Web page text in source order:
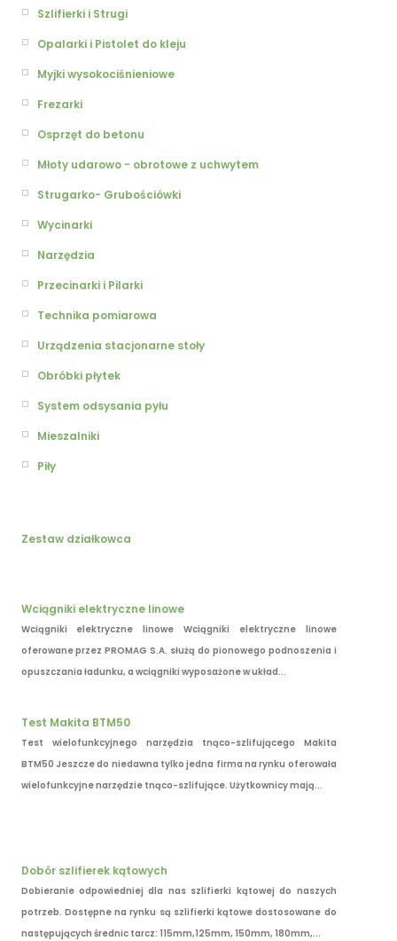
Szlifierki i Strugi
Opalarki i Pistolet do kleju
Myjki wysokociśnieniowe
Frezarki
Osprzęt do betonu
Młoty udarowo - obrotowe z uchwytem
Strugarko- Grubościówki
Wycinarki
Narzędzia
Przecinarki i Pilarki
Technika pomiarowa
Urządzenia stacjonarne stoły
Obróbki płytek
System odsysania pyłu
Mieszalniki
Piły
Zestaw działkowca
Wciągniki elektryczne linowe
Wciągniki elektryczne linowe Wciągniki elektryczne linowe
oferowane przez PROMAG S.A. służą do pionowego podnoszenia i
opuszczania ładunku, a wciągniki wyposażone w układ...
Test Makita BTM50
Test wielofunkcyjnego narzędzia tnąco-szlifującego Makita
BTM50 Jeszcze do niedawna tylko jedna firma na rynku oferowała
wielofunkcyjne narzędzie tnąco-szlifujące. Użytkownicy mają...
Dobór szlifierek kątowych
Dobieranie odpowiedniej dla nas szlifierki kątowej do naszych
potrzeb. Dostępne na rynku są szlifierki kątowe dostosowane do
następujących średnic tarcz: 115mm,125mm, 150mm, 180mm,...